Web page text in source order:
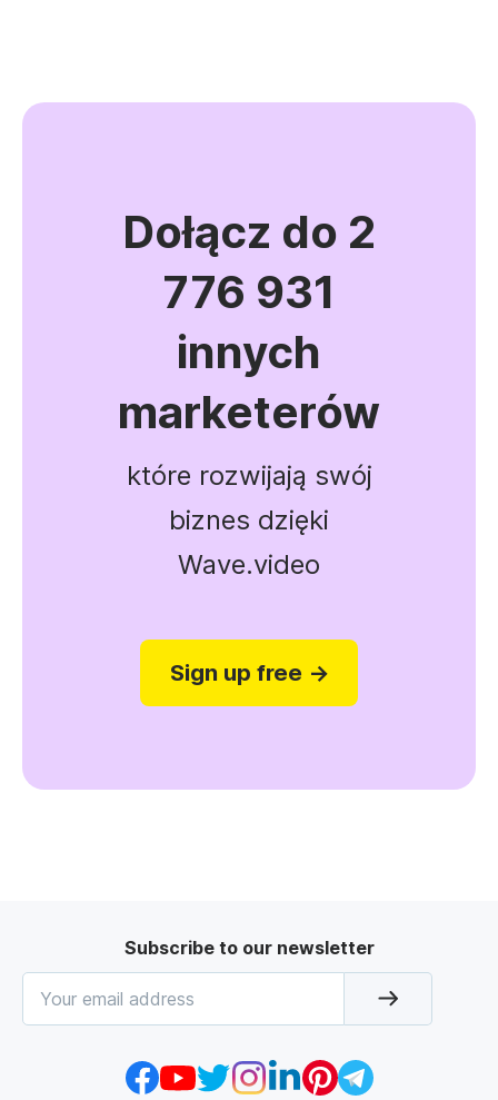
Dołącz do 2
776 931
innych
marketerów
które rozwijają swój
biznes dzięki
Wave.video
Sign up free →
Subscribe to our newsletter